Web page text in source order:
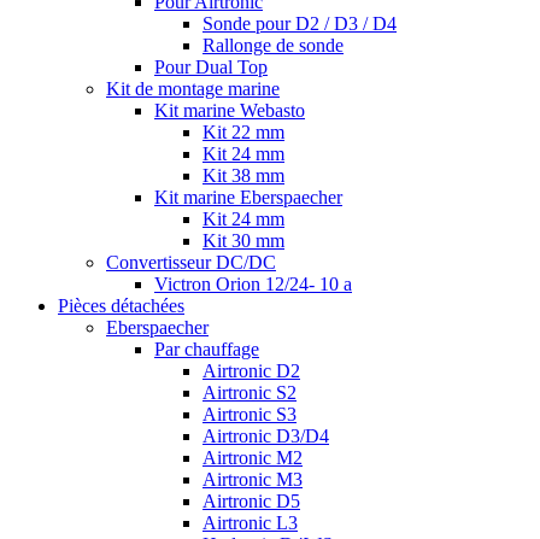
Sonde pour D2 / D3 / D4
Rallonge de sonde
Pour Dual Top
Kit de montage marine
Kit marine Webasto
Kit 22 mm
Kit 24 mm
Kit 38 mm
Kit marine Eberspaecher
Kit 24 mm
Kit 30 mm
Convertisseur DC/DC
Victron Orion 12/24- 10 a
Pièces détachées
Eberspaecher
Par chauffage
Airtronic D2
Airtronic S2
Airtronic S3
Airtronic D3/D4
Airtronic M2
Airtronic M3
Airtronic D5
Airtronic L3